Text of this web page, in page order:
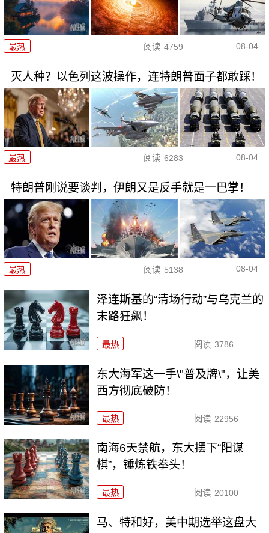
最热 阅读 4759 08-04
灭人种？以色列这波操作，连特朗普面子都敢踩！
最热 阅读 6283 08-04
特朗普刚说要谈判，伊朗又是反手就是一巴掌！
最热 阅读 5138 08-04
泽连斯基的“清场行动”与乌克兰的
末路狂飙！
最热 阅读 3786
东大海军这一手\"普及牌\"，让美
西方彻底破防！
最热 阅读 22956
南海6天禁航，东大摆下“阳谋
棋”，锤炼铁拳头！
最热 阅读 20100
马、特和好，美中期选举这盘大